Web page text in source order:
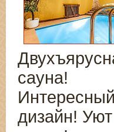
сауна!
Интересный
дизайн!